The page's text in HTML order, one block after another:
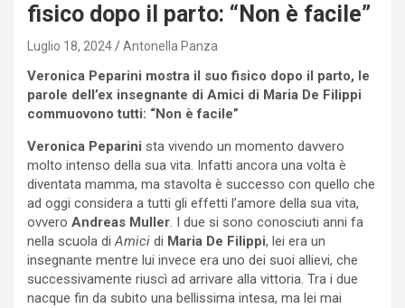
fisico dopo il parto: “Non è facile”
Luglio 18, 2024 Antonella Panza
Veronica Peparini mostra il suo fisico dopo il parto, le
parole dell’ex insegnante di Amici di Maria De Filippi
commuovono tutti: “Non è facile”
Veronica Peparini sta vivendo un momento davvero
molto intenso della sua vita. Infatti ancora una volta è
diventata mamma, ma stavolta è successo con quello che
ad oggi considera a tutti gli effetti l’amore della sua vita,
ovvero Andreas Muller. I due si sono conosciuti anni fa
nella scuola diAmici di Maria De Filippi, lei era un
insegnante mentre lui invece era uno dei suoi allievi, che
successivamente riuscì ad arrivare alla vittoria. Tra i due
nacque fin da subito una bellissima intesa, ma lei mai